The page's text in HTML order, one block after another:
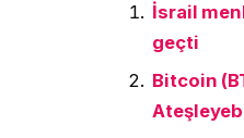
İsrail
geçti
Bitcoin